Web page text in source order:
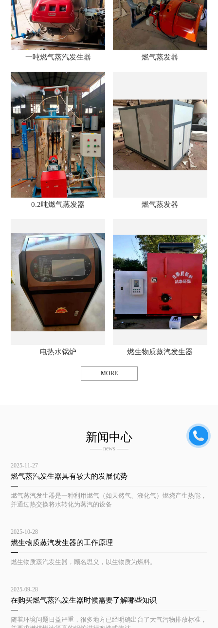
一吨燃气蒸汽发生器 燃气蒸发器
0.2吨燃气蒸发器 燃气蒸发器
电热水锅炉 燃生物质蒸汽发生器
MORE
新闻中心
—— news ——
2025-11-27
燃气蒸汽发生器具有较大的发展优势
燃气蒸汽发生器是一种利用燃气（如天然气、液化气）燃烧产生热能，
并通过热交换将水转化为蒸汽的设备
2025-10-28
燃生物质蒸汽发生器的工作原理
燃生物质蒸汽发生器，顾名思义，以生物质为燃料。
2025-09-28
在购买燃气蒸汽发生器时候需要了解哪些知识
随着环境问题日益严重，很多地方已经明确出台了大气污物排放标准，